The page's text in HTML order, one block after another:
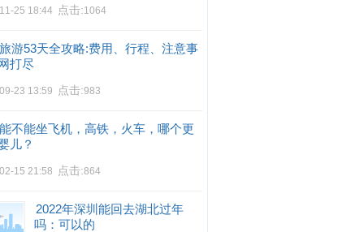
25 18:44 点击:1064
游53天全攻略:费用、行程、注意事
打尽
23 13:59 点击:983
不能坐飞机，高铁，火车，哪个更
儿？
15 21:58 点击:864
2022年深圳能回去湖北过年
吗：可以的